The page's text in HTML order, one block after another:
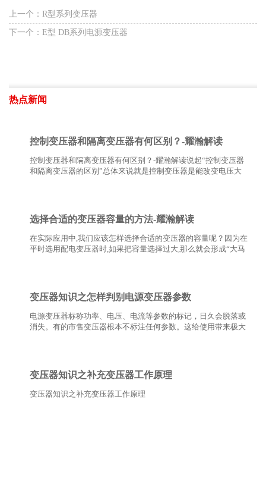
上一个：R型系列变压器
下一个：E型 DB系列电源变压器
热点新闻
控制变压器和隔离变压器有何区别？-耀瀚解读
控制变压器和隔离变压器有何区别？-耀瀚解读说起“控制变压器
和隔离变压器的区别”总体来说就是控制变压器是能改变电压大
选择合适的变压器容量的方法-耀瀚解读
在实际应用中,我们应该怎样选择合适的变压器的容量呢？因为在
平时选用配电变压器时,如果把容量选择过大,那么就会形成“大马
变压器知识之怎样判别电源变压器参数
电源变压器标称功率、电压、电流等参数的标记，日久会脱落或
消失。有的市售变压器根本不标注任何参数。这给使用带来极大
变压器知识之补充变压器工作原理
变压器知识之补充变压器工作原理